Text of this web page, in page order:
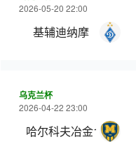
2026-05-20 22:00
基辅迪纳摩
乌克兰杯
2026-04-22 23:00
哈尔科夫冶金1925